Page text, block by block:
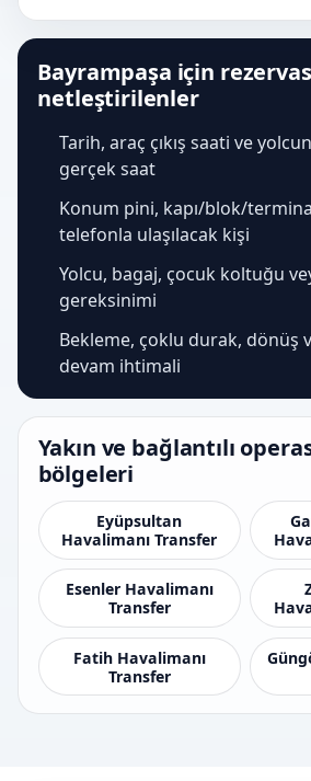
Bayrampaşa için
netleştirilenler
Tarih, araç çıkış saati ve
gerçek saat
Konum pini, kapı/blok/
telefonla ulaşılacak kişi
Yolcu, bagaj, çocuk koltuğu
gereksinimi
Bekleme, çoklu durak, dönüş
devam ihtimali
Yakın ve bağlantılı
bölgeleri
Eyüpsultan
Havalimanı Transfer
Esenler Havalimanı
Transfer
Fatih Havalimanı
Transfer